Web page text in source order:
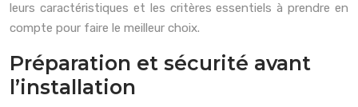
leurs caractéristiques et les critères essentiels à prendre en
compte pour faire le meilleur choix.
Préparation et sécurité avant
l’installation